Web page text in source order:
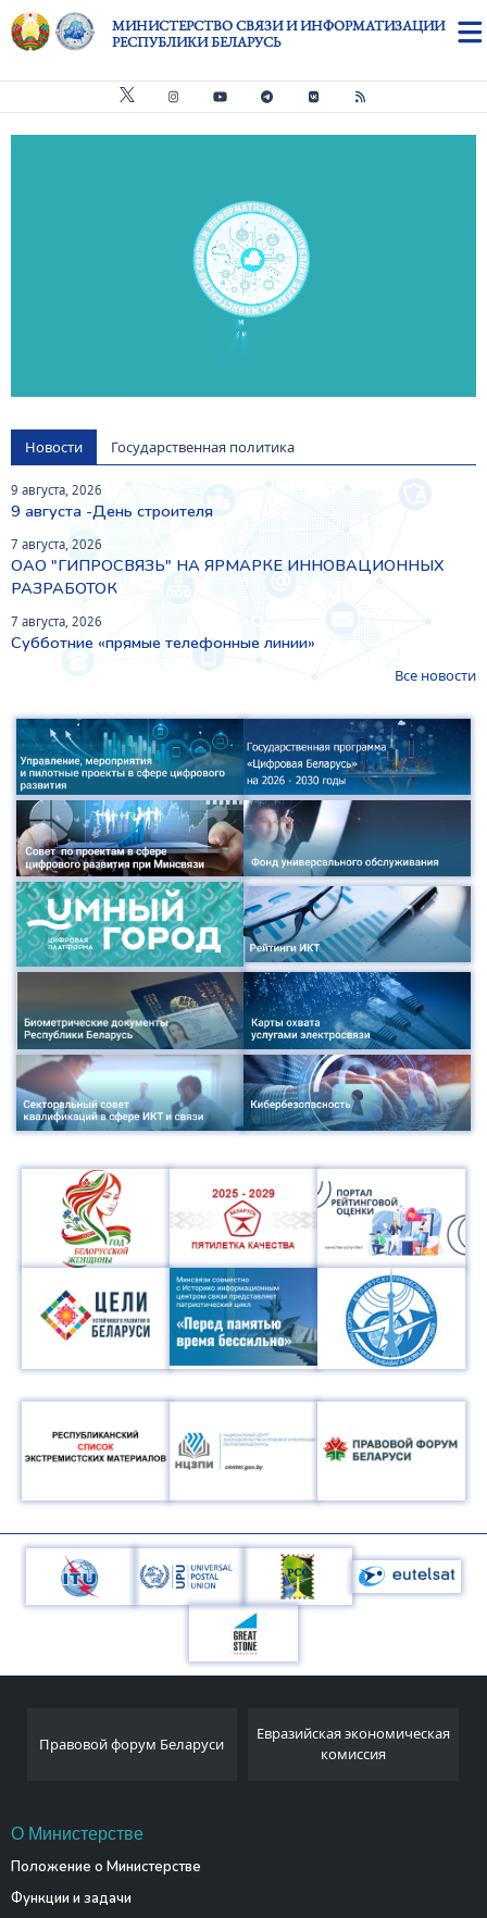
Перейти к основному содержанию
МИНИСТЕРСТВО СВЯЗИ И ИНФОРМАТИЗАЦИИ
РЕСПУБЛИКИ БЕЛАРУСЬ
Новости Государственная политика
9 августа, 2026
9 августа -День строителя
7 августа, 2026
ОАО "ГИПРОСВЯЗЬ" НА ЯРМАРКЕ ИННОВАЦИОННЫХ
РАЗРАБОТОК
7 августа, 2026
Субботние «прямые телефонные линии»
Все новости
Евразийская экономическая
комиссия
статистический комитет
Республики Беларусь
О Министерстве
Положение о Министерстве
Функции и задачи